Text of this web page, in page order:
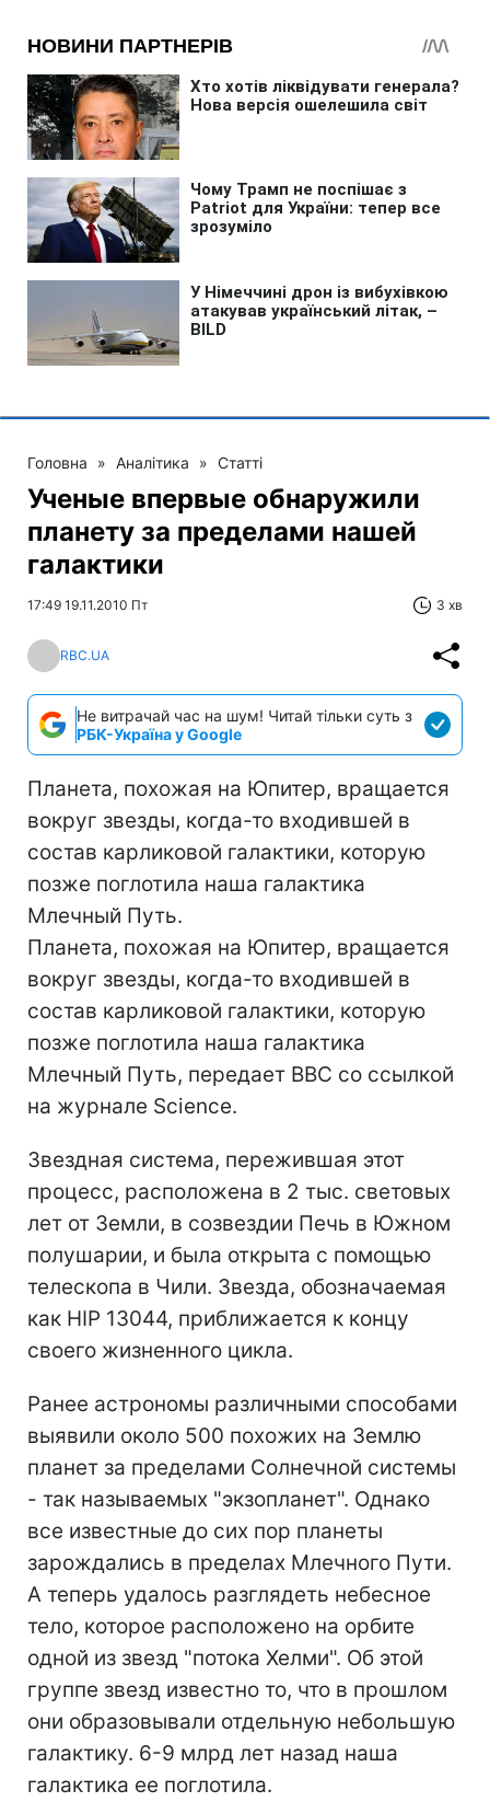
Головна » Аналітика » Статті
Ученые впервые обнаружили
планету за пределами нашей
галактики
17:49 19.11.2010 Пт 3 хв
RBC.UA
Не витрачай час на шум! Читай тільки суть з
РБК-Україна у Google
Планета, похожая на Юпитер, вращается
вокруг звезды, когда-то входившей в
состав карликовой галактики, которую
позже поглотила наша галактика
Млечный Путь.
Планета, похожая на Юпитер, вращается
вокруг звезды, когда-то входившей в
состав карликовой галактики, которую
позже поглотила наша галактика
Млечный Путь, передает BBC со ссылкой
на журнале Science.
Звездная система, пережившая этот
процесс, расположена в 2 тыс. световых
лет от Земли, в созвездии Печь в Южном
полушарии, и была открыта с помощью
телескопа в Чили. Звезда, обозначаемая
как HIP 13044, приближается к концу
своего жизненного цикла.
Ранее астрономы различными способами
выявили около 500 похожих на Землю
планет за пределами Солнечной системы
- так называемых "экзопланет". Однако
все известные до сих пор планеты
зарождались в пределах Млечного Пути.
А теперь удалось разглядеть небесное
тело, которое расположено на орбите
одной из звезд "потока Хелми". Об этой
группе звезд известно то, что в прошлом
они образовывали отдельную небольшую
галактику. 6-9 млрд лет назад наша
галактика ее поглотила.